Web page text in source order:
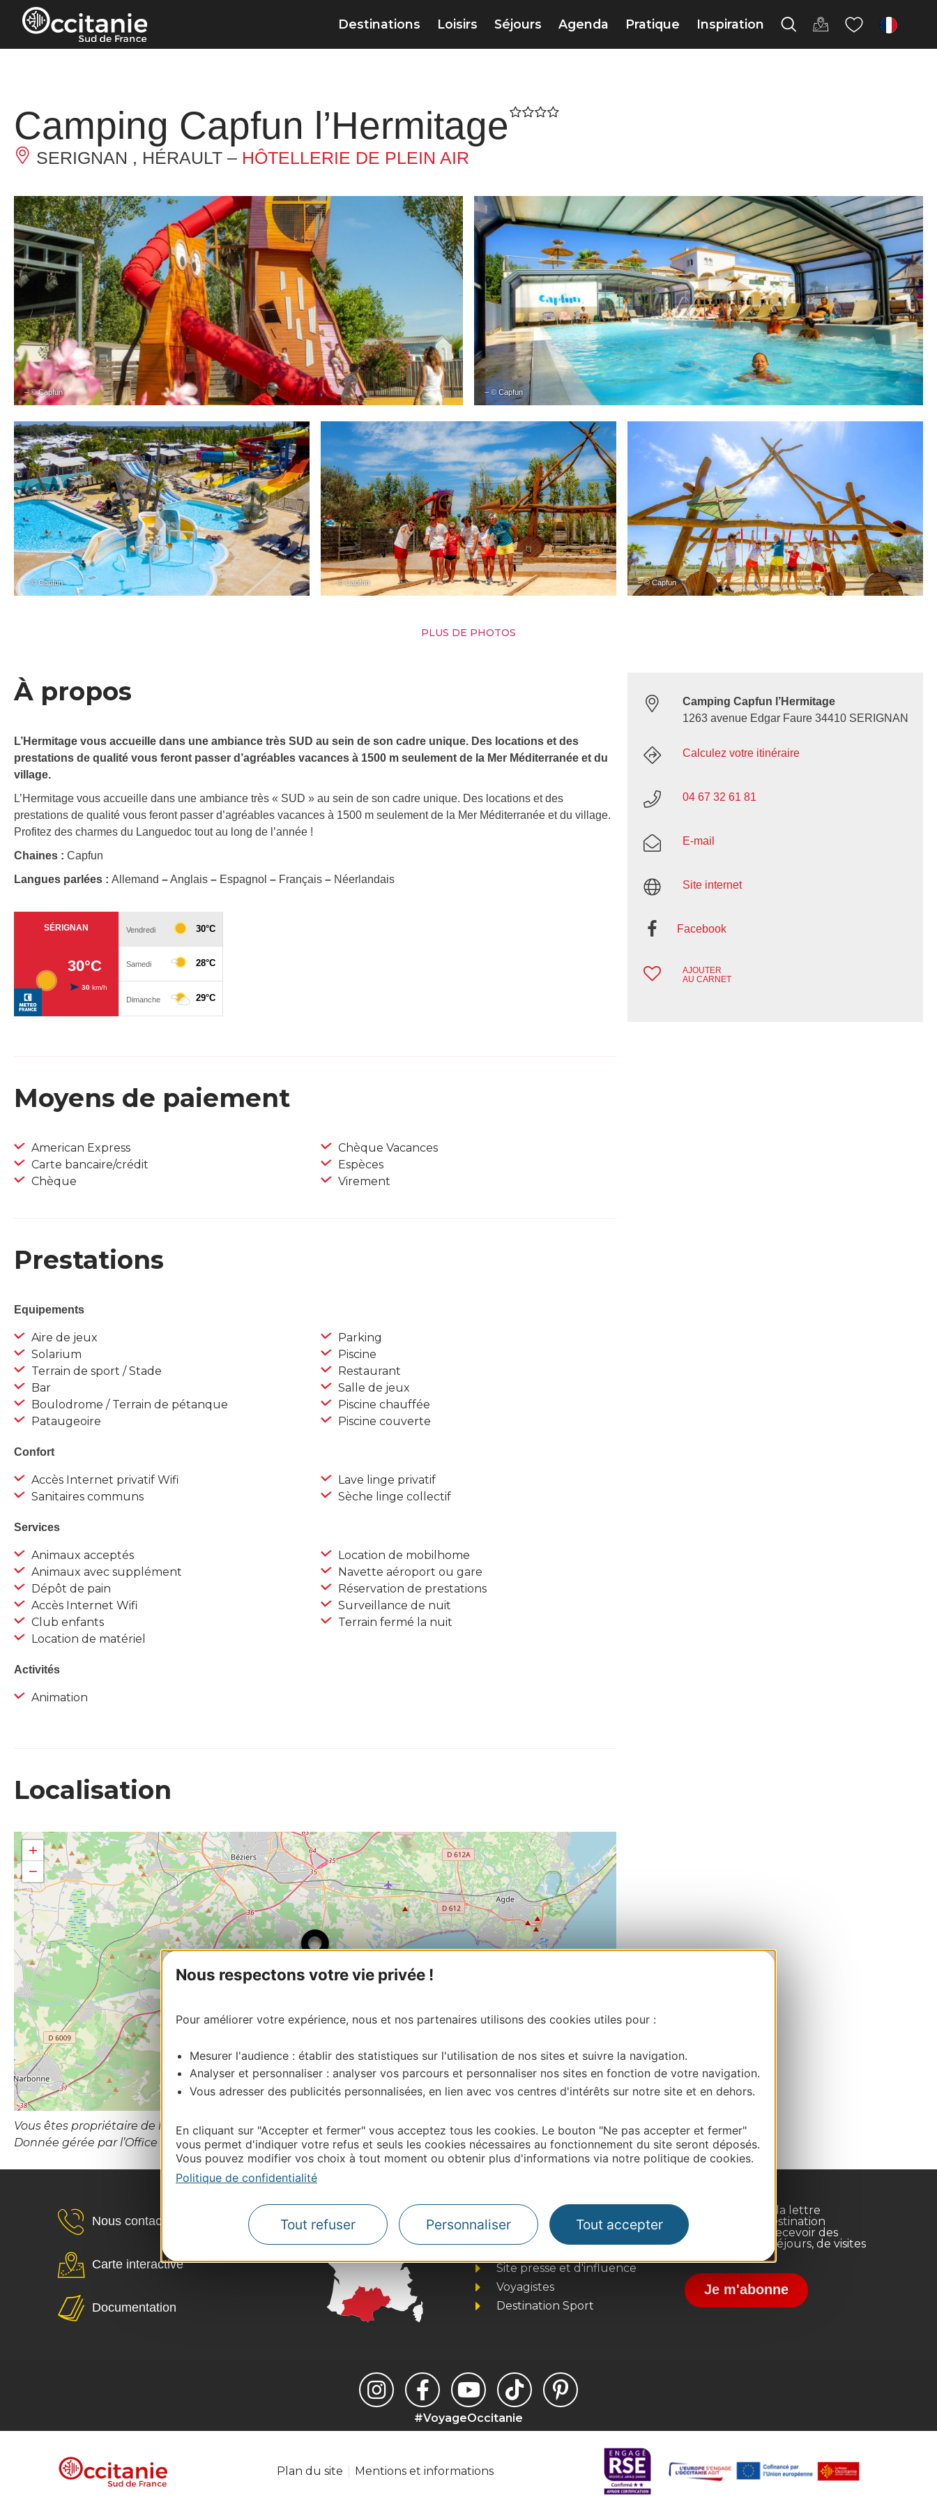
Panneau de gestion des cookies
Nous respectons votre vie privée !
Pour améliorer votre expérience, nous et nos partenaires utilisons des cookies utiles pour :
Mesurer l'audience : établir des statistiques sur l'utilisation de nos sites et suivre la navigation.
Analyser et personnaliser : analyser vos parcours et personnaliser nos sites en fonction de votre navigation.
Vous adresser des publicités personnalisées, en lien avec vos centres d'intérêts sur notre site et en dehors.
En cliquant sur "Accepter et fermer" vous acceptez tous les cookies. Le bouton "Ne pas accepter et fermer"
vous permet d'indiquer votre refus et seuls les cookies nécessaires au fonctionnement du site seront déposés.
Vous pouvez modifier vos choix à tout moment ou obtenir plus d'informations via notre politique de cookies.
Politique de confidentialité
Tout refuser Personnaliser Tout accepter
Destinations Loisirs Séjours Agenda Pratique Inspiration fr
Camping Capfun l’Hermitage
SERIGNAN , HÉRAULT – HÔTELLERIE DE PLEIN AIR
– © Capfun – © Capfun
– © Capfun – © Capfun – © Capfun
PLUS DE PHOTOS
À propos
L’Hermitage vous accueille dans une ambiance très SUD au sein de son cadre unique. Des locations et des
prestations de qualité vous feront passer d’agréables vacances à 1500 m seulement de la Mer Méditerranée et du
village.
L’Hermitage vous accueille dans une ambiance très « SUD » au sein de son cadre unique. Des locations et des
prestations de qualité vous feront passer d’agréables vacances à 1500 m seulement de la Mer Méditerranée et du village.
Profitez des charmes du Languedoc tout au long de l’année !
Chaines : Capfun
Langues parlées : Allemand –Anglais – Espagnol – Français – Néerlandais
Moyens de paiement
American Express
Carte bancaire/crédit
Chèque
Chèque Vacances
Espèces
Virement
Prestations
Equipements
Aire de jeux
Solarium
Terrain de sport / Stade
Bar
Boulodrome / Terrain de pétanque
Pataugeoire
Parking
Piscine
Restaurant
Salle de jeux
Piscine chauffée
Piscine couverte
Confort
Accès Internet privatif Wifi
Sanitaires communs
Lave linge privatif
Sèche linge collectif
Services
Animaux acceptés
Animaux avec supplément
Dépôt de pain
Accès Internet Wifi
Club enfants
Location de matériel
Location de mobilhome
Navette aéroport ou gare
Réservation de prestations
Surveillance de nuit
Terrain fermé la nuit
Activités
Animation
Localisation
+
−
Vous êtes propriétaire de l’établissement ou le gestionnaire de cette activité?
Donnée gérée par l’Office de Tourisme de Béziers Méditerranée.
Camping Capfun l’Hermitage
1263 avenue Edgar Faure 34410 SERIGNAN
Calculez votre itinéraire
04 67 32 61 81
E-mail
Site internet
Facebook
AJOUTER
AU CARNET
Nous contacter
Carte interactive
Documentation
Thermalisme
Business/Mice
Site presse et d'influence
Voyagistes
Destination Sport
Inscrivez-vous à la lettre
d'information Destination
Occitanie pour recevoir des
suggestions de séjours, de visites
Je m'abonne
#VoyageOccitanie
Plan du site Mentions et informations